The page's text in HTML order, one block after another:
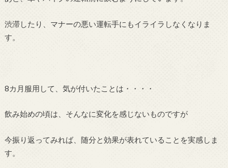
渋滞したり、マナーの悪い運転手にもイライラしなくなりま
す。
8カ月服用して、気が付いたことは・・・・
飲み始めの頃は、そんなに変化を感じないものですが
今振り返ってみれば、随分と効果が表れていることを実感しま
す。